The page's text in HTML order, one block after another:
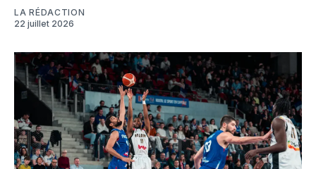
LA RÉDACTION
22 juillet 2026